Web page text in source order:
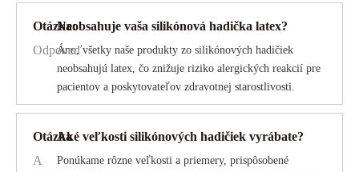
Otázka:Neobsahuje vaša silikónová hadička latex?
OdpoveďÁno, všetky naše produkty zo silikónových hadičiek
neobsahujú latex, čo znižuje riziko alergických reakcií pre
pacientov a poskytovateľov zdravotnej starostlivosti.
OtázkaAké veľkosti silikónových hadičiek vyrábate?
A
Ponúkame rôzne veľkosti a priemery, prispôsobené